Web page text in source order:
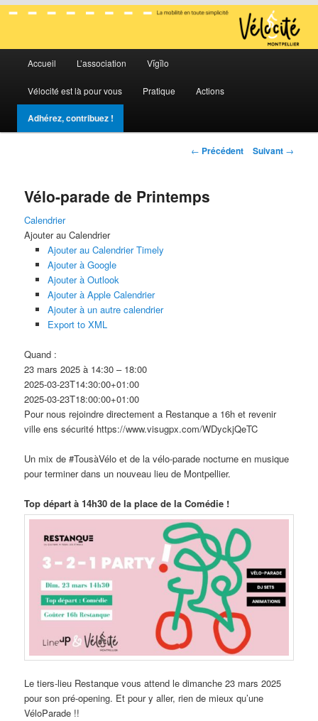
Vélocité Grand Montpellier
La mobilité en toute simplicité
Aller
au
contenu
Aller
au
contenu
Accueil L’association Vĭgĭlo
Vélocité est là pour vous Pratique Actions
Adhérez, contribuez !
Navigation
← Précédent Suivant →
Vélo-parade de Printemps
Calendrier
Ajouter au Calendrier
Ajouter au Calendrier Timely
Ajouter à Google
Ajouter à Outlook
Ajouter à Apple Calendrier
Ajouter à un autre calendrier
Export to XML
Quand :
23 mars 2025 à 14:30 – 18:00
2025-03-23T14:30:00+01:00
2025-03-23T18:00:00+01:00
Pour nous rejoindre directement a Restanque a 16h et revenir
ville ens sécurité https://www.visugpx.com/WDyckjQeTC
Un mix de #TousàVélo et de la vélo-parade nocturne en musique
pour terminer dans un nouveau lieu de Montpellier.
Top départ à 14h30 de la place de la Comédie !
Le tiers-lieu Restanque vous attend le dimanche 23 mars 2025
pour son pré-opening. Et pour y aller, rien de mieux qu’une
VéloParade !!